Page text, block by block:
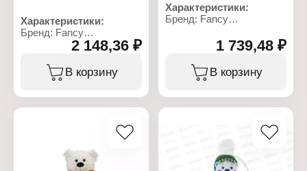
Характеристики:
Бренд: Fancy
Артикул: MEDV10R
Тип товара: Мягкая
игрушка
Модель: "Медведь
полотно, полиэфирное
2 148,36 ₽
В корзину
Характеристики:
Бренд: Fancy
Тип товара: Мягкая
Модель: "Медведь Мика"
Размер: 35х37х31 см
полотно, полиэфирное
1 739,48 ₽
В корзину